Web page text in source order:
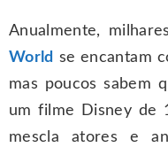
Anualmente,
World se encantam
mas poucos sabem
um filme Disney de
mescla atores e